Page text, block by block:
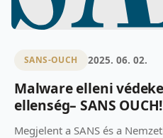
SANS-OUCH 2025. 06. 02.
Malware elleni
ellenség– SANS
Megjelent a SANS és a